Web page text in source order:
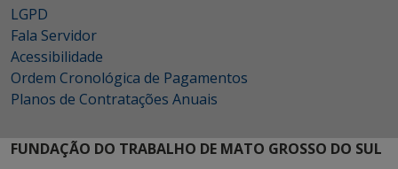
LGPD
Fala Servidor
Acessibilidade
Ordem Cronológica de Pagamentos
Planos de Contratações Anuais
FUNDAÇÃO DO TRABALHO DE MATO GROSSO DO SUL